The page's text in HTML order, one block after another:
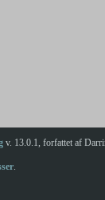
v. 13.0.1, forfattet af
.